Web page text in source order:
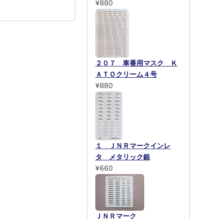
¥880
２０７ 車番用マスク Ｋ
ＡＴＯクリーム４号
¥880
１ ＪＮＲマークインレ
タ メタリック銀
¥660
ＪＮＲマーク